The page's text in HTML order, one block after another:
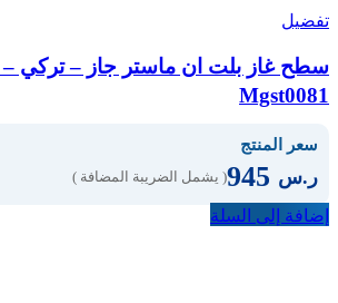
تفضيل
Mgst0081
سعر المنتج
ر.س ( يشمل الضريبة المضافة )
إضافة إلى السلة